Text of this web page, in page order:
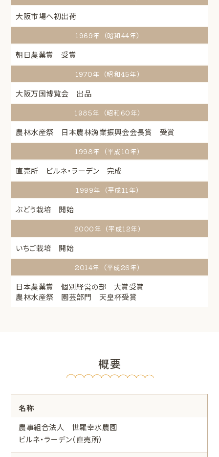
大阪市場へ初出荷
1969年（昭和44年）
朝日農業賞 受賞
1970年（昭和45年）
大阪万国博覧会 出品
1985年（昭和60年）
農林水産祭 日本農林漁業振興会会長賞 受賞
1998年（平成10年）
直売所 ビルネ・ラーデン 完成
1999年（平成11年）
ぶどう栽培 開始
2000年（平成12年）
いちご栽培 開始
2014年（平成26年）
日本農業賞 個別経営の部 大賞受賞
農林水産祭 園芸部門 天皇杯受賞
概要
名称
農事組合法人 世羅幸水農園
ビルネ・ラーデン（直売所）